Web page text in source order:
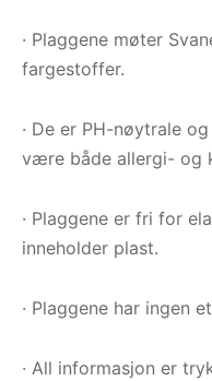
· Plaggene møter
fargestoffer.
· De er PH-nøytrale
være både allergi- og
· Plaggene er fri for
inneholder plast.
· Plaggene har ingen
· All informasjon er